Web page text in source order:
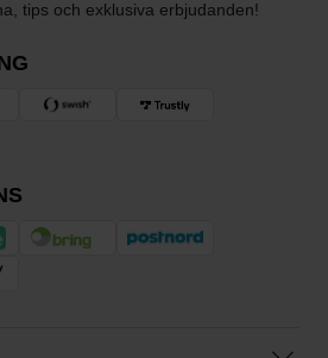
tips och exklusiva erbjudanden!